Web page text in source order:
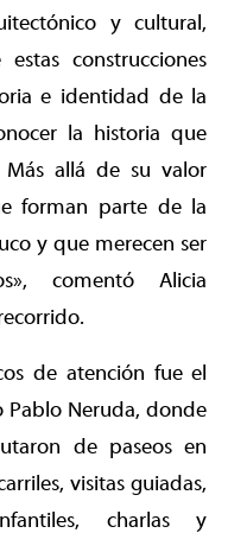
y cultural,
construcciones
e identidad de la
la historia que
Más allá de su valor
forman parte de la
y que merecen ser
comentó Alicia
de atención fue el
Pablo Neruda, donde
de paseos en
visitas guiadas,
charlas y